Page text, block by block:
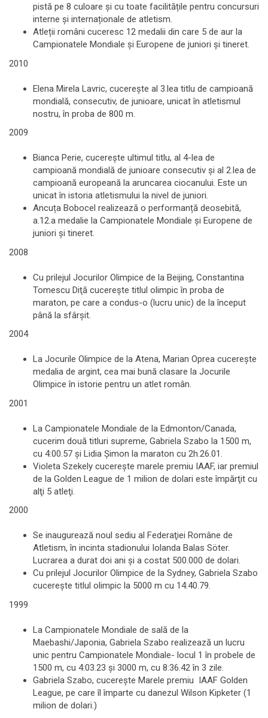
pistă pe 8 culoare și cu toate facilitățile pentru concursuri
interne și internaționale de atletism.
Atleții români cuceresc 12 medalii din care 5 de aur la
Campionatele Mondiale și Europene de juniori și tineret.
2010
Elena Mirela Lavric, cucereşte al 3.lea titlu de campioană
mondială, consecutiv, de junioare, unicat în atletismul
nostru, în proba de 800 m.
2009
Bianca Perie, cucereşte ultimul titlu, al 4-lea de
campioană mondială de junioare consecutiv şi al 2.lea de
campioană europeană la aruncarea ciocanului. Este un
unicat în istoria atletismului la nivel de juniori.
Ancuța Bobocel realizează o performanță deosebită,
a.12.a medalie la Campionatele Mondiale și Europene de
juniori și tineret.
2008
Cu prilejul Jocurilor Olimpice de la Beijing, Constantina
Tomescu Diţă cucereşte titlul olimpic în proba de
maraton, pe care a condus-o (lucru unic) de la început
până la sfârşit.
2004
La Jocurile Olimpice de la Atena, Marian Oprea cucereşte
medalia de argint, cea mai bună clasare la Jocurile
Olimpice în istorie pentru un atlet român.
2001
La Campionatele Mondiale de la Edmonton/Canada,
cucerim două titluri supreme, Gabriela Szabo la 1500 m,
cu 4:00.57 şi Lidia Şimon la maraton cu 2h.26.01.
Violeta Szekely cucereşte marele premiu IAAF, iar premiul
de la Golden League de 1 milion de dolari este împărţit cu
alţi 5 atleţi.
2000
Se inaugurează noul sediu al Federaţiei Române de
Atletism, în incinta stadionului Iolanda Balas Söter.
Lucrarea a durat doi ani şi a costat 500.000 de dolari.
Cu prilejul Jocurilor Olimpice de la Sydney, Gabriela Szabo
cucereşte titlul olimpic la 5000 m cu 14:40.79.
1999
La Campionatele Mondiale de sală de la
Maebashi/Japonia, Gabriela Szabo realizează un lucru
unic pentru Campionatele Mondiale- locul 1 în probele de
1500 m, cu 4:03.23 şi 3000 m, cu 8:36.42 în 3 zile.
Gabriela Szabo, cucereşte Marele premiu IAAF Golden
League, pe care îl împarte cu danezul Wilson Kipketer (1
milion de dolari.)